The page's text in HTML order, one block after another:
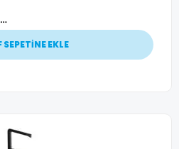
AKASYA SİYAH KAMERA KAPATICI
SEPETİNE EKLE